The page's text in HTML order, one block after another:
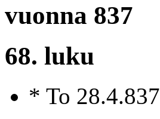
vuonna 837
68. luku
* To 28.4.837